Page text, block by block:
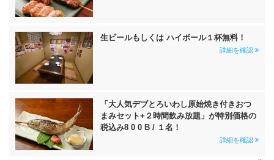
生ビールもしくは ハイボール１杯無料！
詳細を確認
「大人気デブとろいわし原始焼き付きおつ
まみセット+２時間飲み放題」が特別価格の
税込み8 0 0 B / １名！
詳細を確認